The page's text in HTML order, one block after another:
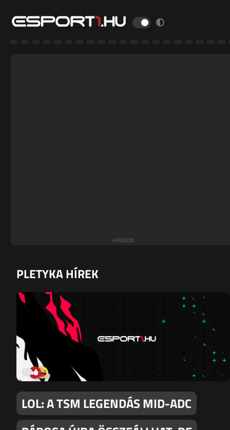
PLETYKA HÍREK
LOL: A TSM LEGENDÁS MID-ADC